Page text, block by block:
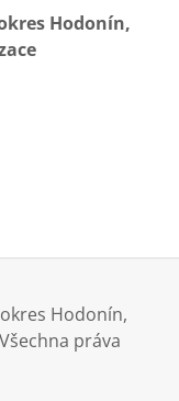
Hodonín,
Hodonín,
práva